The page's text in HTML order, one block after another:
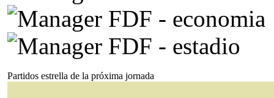
Partidos estrella de la próxima jornada